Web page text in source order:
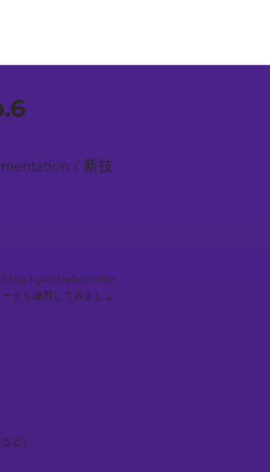
/ 新技
a good relationship.
クを練習してみましょ
ど）